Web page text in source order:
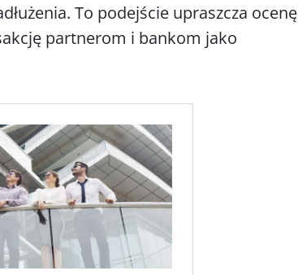
To podejście upraszcza ocenę
partnerom i bankom jako